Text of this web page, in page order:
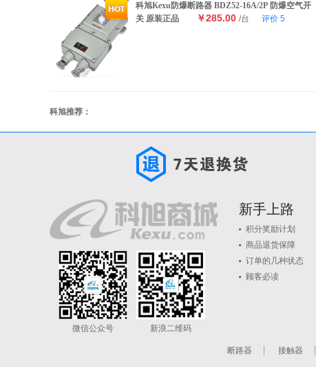
科旭Kexu防爆断路器 BDZ52-16A/2P 防爆空气开
关 原装正品
￥285.00 /台 评价 5
科旭推荐：
微信公众号 新浪二维码
新手上路
积分奖励计划
商品退货保障
订单的几种状态
顾客必读
断路器 接触器